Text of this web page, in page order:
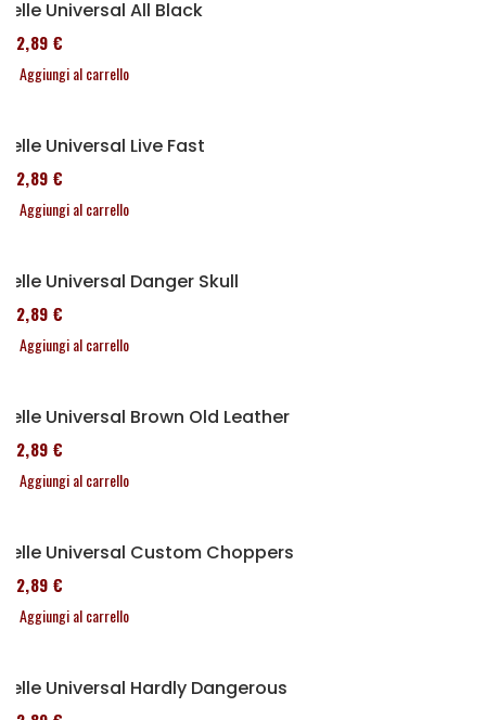
Selle Universal All Black
152,89 €
Aggiungi al carrello
Selle Universal Live Fast
152,89 €
Aggiungi al carrello
Selle Universal Danger Skull
152,89 €
Aggiungi al carrello
Selle Universal Brown Old Leather
152,89 €
Aggiungi al carrello
Selle Universal Custom Choppers
152,89 €
Aggiungi al carrello
Selle Universal Hardly Dangerous